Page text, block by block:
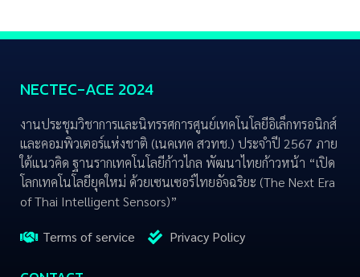
NECTEC-ACE 2024
งานประชุมวิชาการและนิทรรศการศูนย์เทคโนโลยีอิเล็กทรอนิกส์
และคอมพิวเตอร์แห่งชาติ (เนคเทค สวทช.) ประจำปี 2567 ภาย
ใต้แนวคิด ฐานรากเทคโนโลยีก้าวไกล พัฒนาไทยก้าวหน้า “เปิด
โลกเทคโนโลยียุคใหม่ ด้วยเซนเซอร์ไทยอัจฉริยะ (The Next Era
of Thai Intelligent Sensors)”
Terms of service Privacy Policy